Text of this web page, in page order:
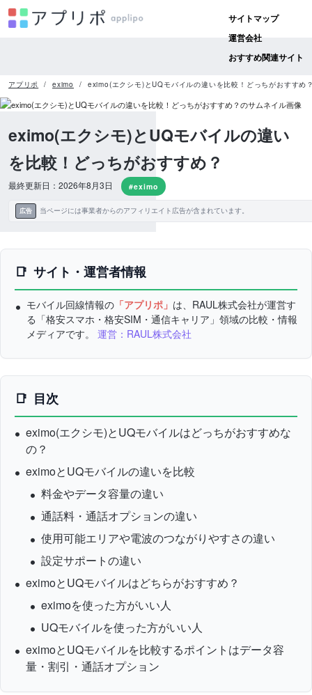
サイトマップ
運営会社
おすすめ関連サイト
アプリポ eximo eximo(エクシモ)とUQモバイルの違いを比較！どっちがおすすめ
eximo(エクシモ)とUQモバイルの違い
を比較！どっちがおすすめ？
最終更新日：2026年8月3日 #eximo
広告 当ページには事業者からのアフィリエイト広告が含まれています。
サイト・運営者情報
モバイル回線情報の 「アプリポ」 は、RAUL株式会社が運営す
る「格安スマホ・格安SIM・通信キャリア」領域の比較・情報
メディアです。 運営：RAUL株式会社
目次
eximo(エクシモ)とUQモバイルはどっちがおすすめな
の？
eximoとUQモバイルの違いを比較
料金やデータ容量の違い
通話料・通話オプションの違い
使用可能エリアや電波のつながりやすさの違い
設定サポートの違い
eximoとUQモバイルはどちらがおすすめ？
eximoを使った方がいい人
UQモバイルを使った方がいい人
eximoとUQモバイルを比較するポイントはデータ容
量・割引・通話オプション